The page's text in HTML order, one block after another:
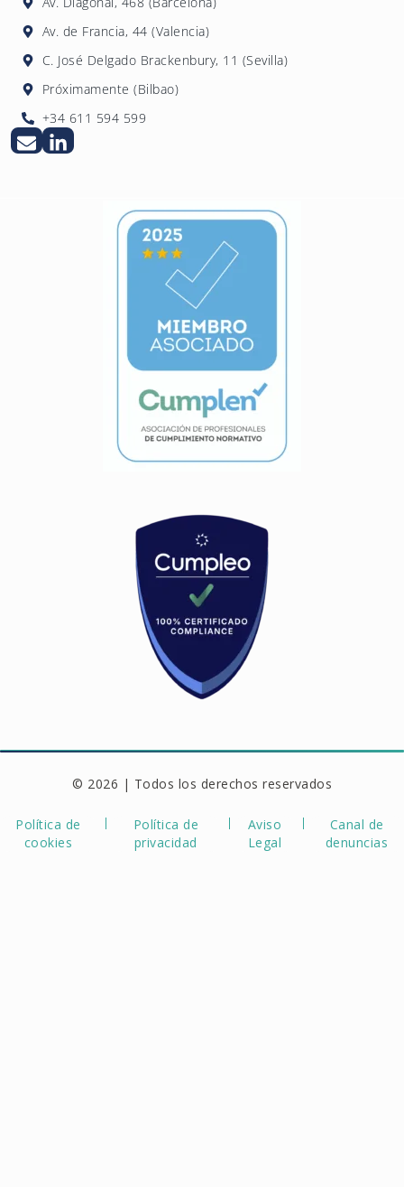
de cada empresa.
Av. de Francia, 44 (Valencia)
C. José Delgado Brackenbury, 11 (Sevilla)
Próximamente (Bilbao)
+34 611 594 599
© 2026 | Todos los derechos reservados
Política de
cookies
Política de
privacidad
Aviso
Legal
Canal de
denuncias